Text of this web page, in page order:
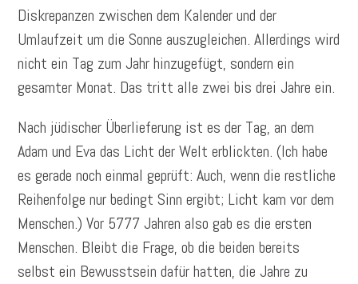
Diskrepanzen zwischen dem Kalender und der
Umlaufzeit um die Sonne auszugleichen. Allerdings wird
nicht ein Tag zum Jahr hinzugefügt, sondern ein
gesamter Monat. Das tritt alle zwei bis drei Jahre ein.
Nach jüdischer Überlieferung ist es der Tag, an dem
Adam und Eva das Licht der Welt erblickten. (Ich habe
es gerade noch einmal geprüft: Auch, wenn die restliche
Reihenfolge nur bedingt Sinn ergibt; Licht kam vor dem
Menschen.) Vor 5777 Jahren also gab es die ersten
Menschen. Bleibt die Frage, ob die beiden bereits
selbst ein Bewusstsein dafür hatten, die Jahre zu